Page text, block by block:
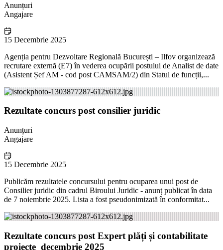
Anunțuri
Angajare
15 Decembrie 2025
Agenția pentru Dezvoltare Regională București – Ilfov organizează
recrutare externă (E7) în vederea ocupării postului de Analist de date
(Asistent Șef AM - cod post CAMSAM/2) din Statul de funcții,...
Rezultate concurs post consilier juridic
Anunțuri
Angajare
15 Decembrie 2025
Publicăm rezultatele concursului pentru ocuparea unui post de
Consilier juridic din cadrul Biroului Juridic - anunț publicat în data
de 7 noiembrie 2025. Lista a fost pseudonimizată în conformitat...
Rezultate concurs post Expert plăți și contabilitate
proiecte_decembrie 2025